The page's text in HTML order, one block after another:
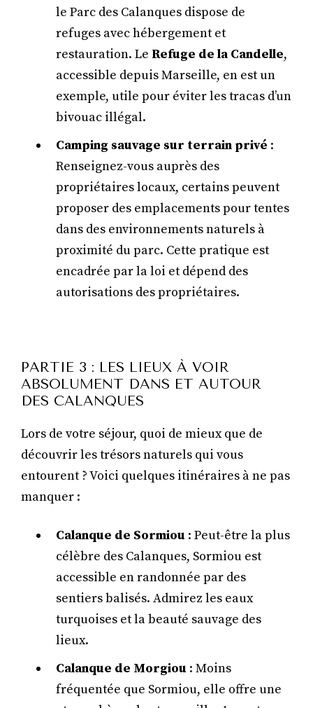
le Parc des Calanques dispose de
refuges avec hébergement et
restauration. Le Refuge de la Candelle,
accessible depuis Marseille, en est un
exemple, utile pour éviter les tracas d’un
bivouac illégal.
Camping sauvage sur terrain privé :
Renseignez-vous auprès des
propriétaires locaux, certains peuvent
proposer des emplacements pour tentes
dans des environnements naturels à
proximité du parc. Cette pratique est
encadrée par la loi et dépend des
autorisations des propriétaires.
PARTIE 3 : LES LIEUX À VOIR
ABSOLUMENT DANS ET AUTOUR
DES CALANQUES
Lors de votre séjour, quoi de mieux que de
découvrir les trésors naturels qui vous
entourent ? Voici quelques itinéraires à ne pas
manquer :
Calanque de Sormiou : Peut-être la plus
célèbre des Calanques, Sormiou est
accessible en randonnée par des
sentiers balisés. Admirez les eaux
turquoises et la beauté sauvage des
lieux.
Calanque de Morgiou : Moins
fréquentée que Sormiou, elle offre une